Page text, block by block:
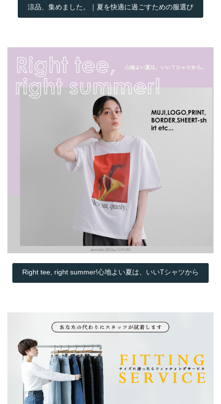
涼品、集めました。｜夏を快適に過ごすための服選び
Right tee, right summer!心地よい夏は、いいTシャツから